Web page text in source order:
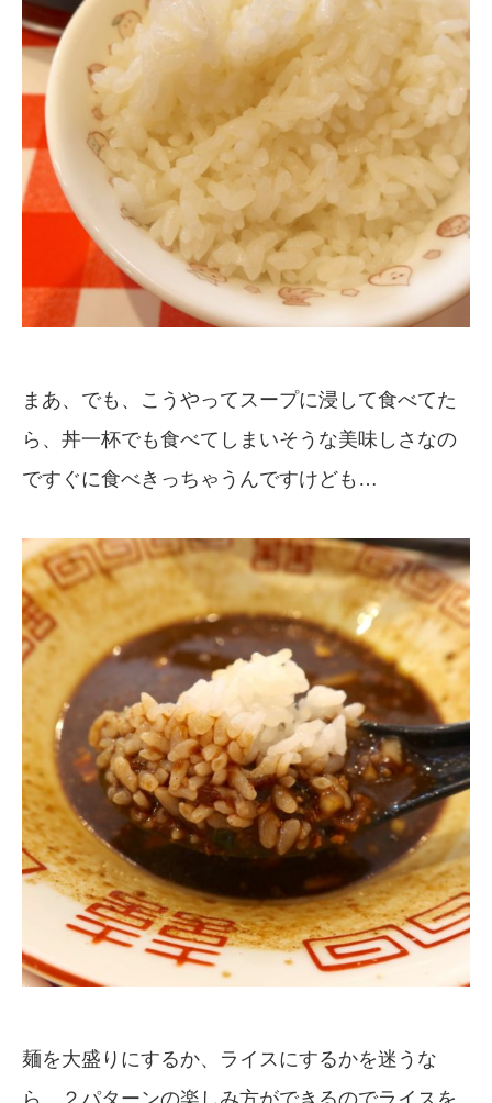
まあ、でも、こうやってスープに浸して食べてた
ら、丼一杯でも食べてしまいそうな美味しさなの
ですぐに食べきっちゃうんですけども…
麺を大盛りにするか、ライスにするかを迷うな